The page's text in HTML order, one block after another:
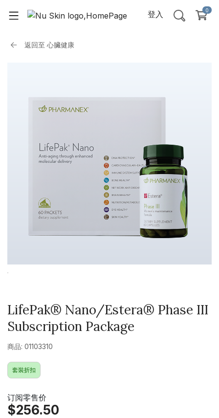
登入 0
返回至 心臟健康
LifePak® Nano/Estera® Phase III
Subscription Package
商品: 01103310
套裝折扣
订阅零售价
$256.50